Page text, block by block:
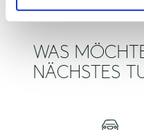
WAS
NÄCHSTES